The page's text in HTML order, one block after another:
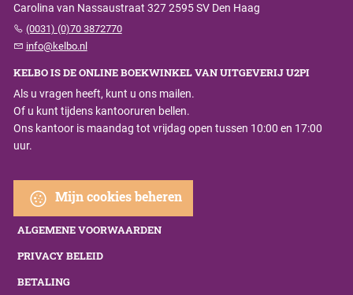
Carolina van Nassaustraat 327 2595 SV Den Haag
(0031) (0)70 3872770
info@kelbo.nl
KELBO IS DE ONLINE BOEKWINKEL VAN UITGEVERIJ U2PI
Als u vragen heeft, kunt u ons mailen.
Of u kunt tijdens kantooruren bellen.
Ons kantoor is maandag tot vrijdag open tussen 10:00 en 17:00
uur.
Mijn cookies beheren
ALGEMENE VOORWAARDEN
PRIVACY BELEID
BETALING